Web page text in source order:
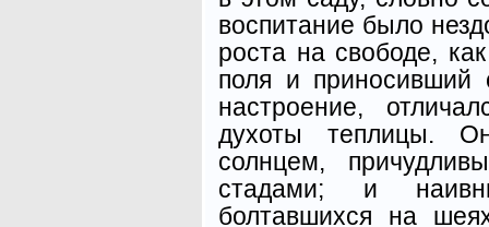
воспитание было
роста на свободе,
поля и приносивший
настроение,
духоты теплицы.
солнцем,
стадами; и
болтавшихся на